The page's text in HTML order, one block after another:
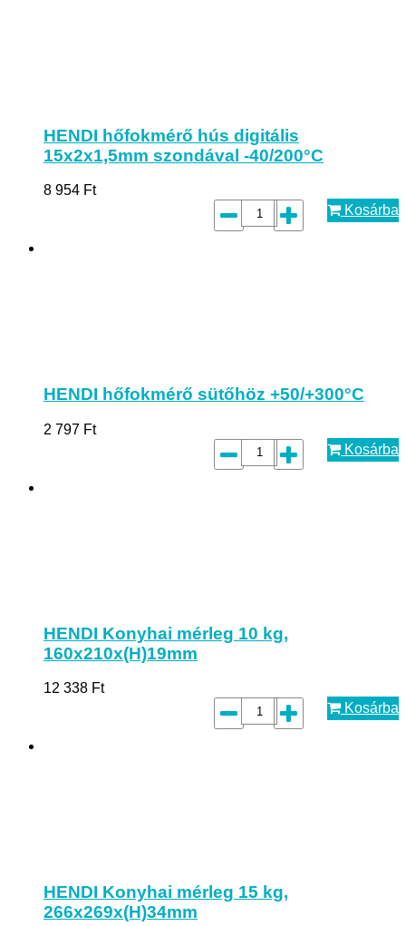
HENDI hőfokmérő hús digitális
15x2x1,5mm szondával -40/200°C
8 954 Ft
Kosárba
HENDI hőfokmérő sütőhöz +50/+300°C
2 797 Ft
Kosárba
HENDI Konyhai mérleg 10 kg,
160x210x(H)19mm
12 338 Ft
Kosárba
HENDI Konyhai mérleg 15 kg,
266x269x(H)34mm